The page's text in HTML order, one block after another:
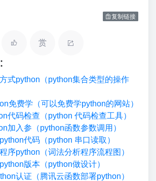
复制链接
赏
式python（python集合类型的操作
免费学（可以免费学python的网站）
代码检查（python 代码检查工具）
加入参（python函数参数调用）
代码（python 串口读取）
序python（词法分析程序流程图）
版本（python做设计）
认证（腾讯云函数部署python）